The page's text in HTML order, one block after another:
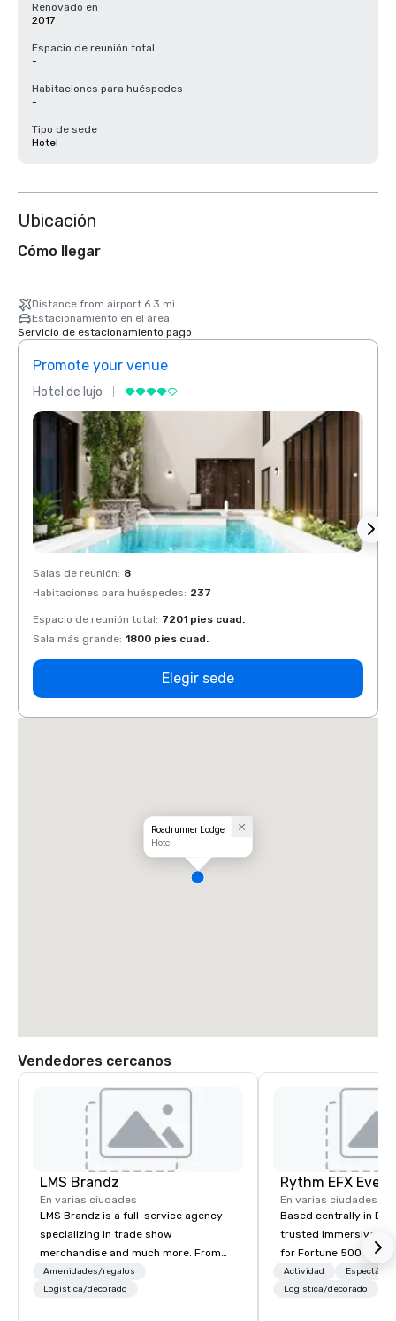
Renovado en
2017
Espacio de reunión total
-
Habitaciones para huéspedes
-
Tipo de sede
Hotel
Ubicación
Cómo llegar
Distance from airport 6.3 mi
Estacionamiento en el área
Servicio de estacionamiento pago
Promote your venue
Hotel de lujo
Salas de reunión: 8
Habitaciones para huéspedes: 237
Espacio de reunión total: 7201 pies cuad.
Sala más grande: 1800 pies cuad.
Elegir sede
Roadrunner Lodge
Hotel
Vendedores cercanos
LMS Brandz
En varias ciudades
LMS Brandz is a full-service agency
specializing in trade show
merchandise and much more. From
booth giveaways and branded apparel
to executive gifting, displays,
Amenidades/regalos
Logística/decorado
En varias ciudades
Based centrally in
trusted immersive
for Fortune 500
2012. We deliver stunning premium AV
and in-house custom
Actividad
Logística/decorado